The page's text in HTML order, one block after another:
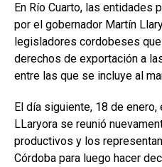
ce
b
o
o
k
at
s
A
p
p
ke
dI
n
En Río Cuarto, las entidades
por el gobernador Martín
legisladores cordobeses
derechos de exportación a
entre las que se incluye al
El día siguiente, 18 de enero,
LLaryora se reunió
productivos y los
Córdoba para luego hacer